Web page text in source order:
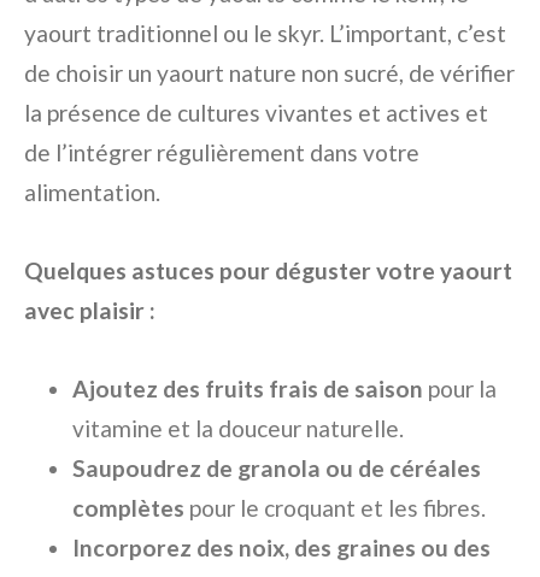
yaourt traditionnel ou le skyr. L’important, c’est
de choisir un yaourt nature non sucré, de vérifier
la présence de cultures vivantes et actives et
de l’intégrer régulièrement dans votre
alimentation.
Quelques astuces pour déguster votre yaourt
avec plaisir :
Ajoutez des fruits frais de saison pour la
vitamine et la douceur naturelle.
Saupoudrez de granola ou de céréales
complètes pour le croquant et les fibres.
Incorporez des noix, des graines ou des